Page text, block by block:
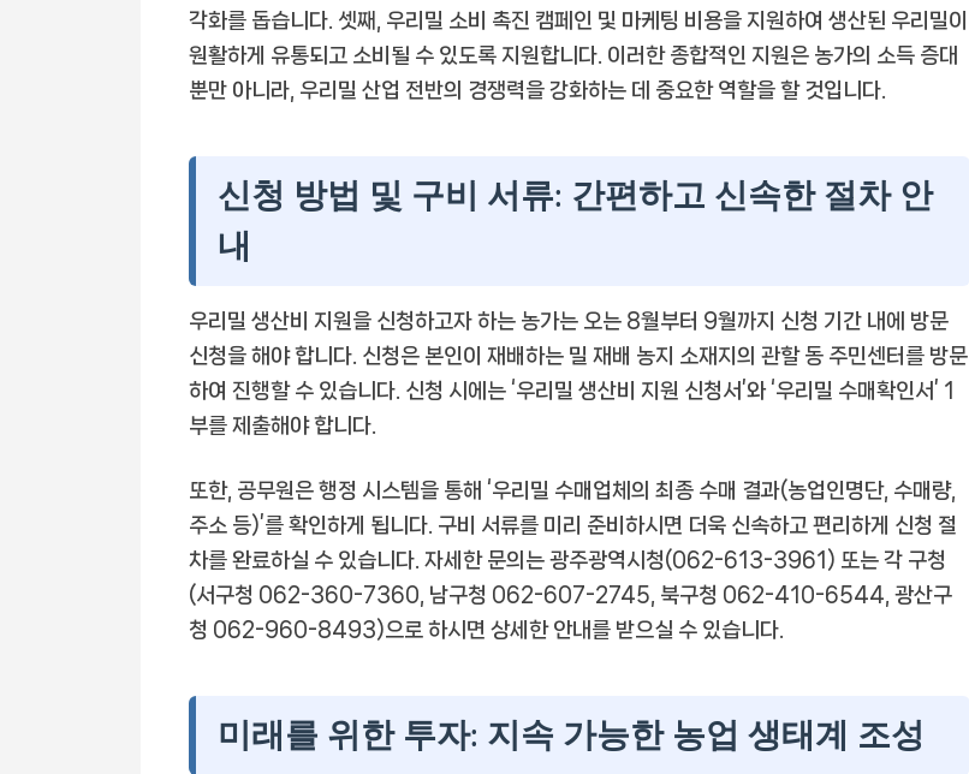
각화를 돕습니다. 셋째, 우리밀 소비 촉진 캠페인 및 마케팅 비용을 지원하여 생산된 우리밀이
원활하게 유통되고 소비될 수 있도록 지원합니다. 이러한 종합적인 지원은 농가의 소득 증대
뿐만 아니라, 우리밀 산업 전반의 경쟁력을 강화하는 데 중요한 역할을 할 것입니다.
신청 방법 및 구비 서류: 간편하고 신속한 절차 안
내
우리밀 생산비 지원을 신청하고자 하는 농가는 오는 8월부터 9월까지 신청 기간 내에 방문
신청을 해야 합니다. 신청은 본인이 재배하는 밀 재배 농지 소재지의 관할 동 주민센터를 방문
하여 진행할 수 있습니다. 신청 시에는 ‘우리밀 생산비 지원 신청서’와 ‘우리밀 수매확인서’ 1
부를 제출해야 합니다.
또한, 공무원은 행정 시스템을 통해 ‘우리밀 수매업체의 최종 수매 결과(농업인명단, 수매량,
주소 등)’를 확인하게 됩니다. 구비 서류를 미리 준비하시면 더욱 신속하고 편리하게 신청 절
차를 완료하실 수 있습니다. 자세한 문의는 광주광역시청(062-613-3961) 또는 각 구청
(서구청 062-360-7360, 남구청 062-607-2745, 북구청 062-410-6544, 광산구
청 062-960-8493)으로 하시면 상세한 안내를 받으실 수 있습니다.
미래를 위한 투자: 지속 가능한 농업 생태계 조성